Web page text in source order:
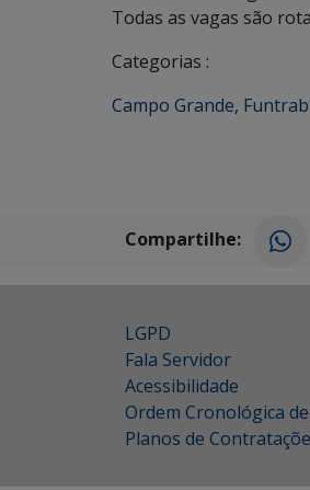
Todas as vagas são
Categorias :
Campo Grande, Funtrab
Compartilhe:
LGPD
Fala Servidor
Acessibilidade
Ordem Cronológica
Planos de